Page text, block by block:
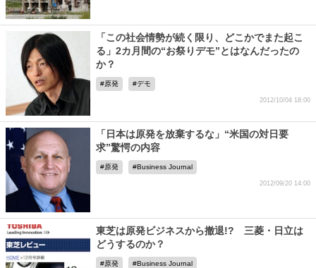
「この社会情勢が続く限り、どこかでまた起こ
る」2カ月間の“お祭りデモ”とはなんだったの
か？
原発 デモ
2012/10/04 18:00
「日本は原発を放棄するな」“米国の対日要
求”驚愕の内容
原発 Business Journal
2012/09/20 14:00
東芝は原発ビジネスから撤退!? 三菱・日立は
どうするのか？
原発 Business Journal